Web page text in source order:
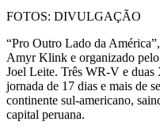
FOTOS: DIVULGAÇÃO
“Pro Outro Lado da
Amyr Klink e organizado
Joel Leite. Três WR-V e
jornada de 17 dias e mais de
continente sul-americano,
capital peruana.